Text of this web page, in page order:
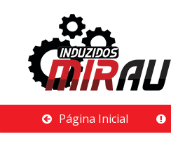
Página Inicial